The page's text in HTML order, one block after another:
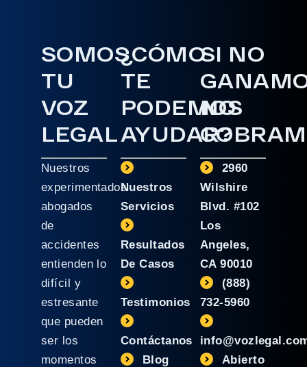
SOMOS
TU
VOZ
LEGAL
Nuestros
experimentados
abogados
de
accidentes
entienden lo
difícil y
estresante
que pueden
ser los
momentos
¿CÓMO
TE
PODEMOS
AYUDAR?
Nuestros
Servicios
Resultados
De Casos
Testimonios
Contáctanos
Blog
SI NO
NO
2960
Wilshire
Blvd. #102
Los
Angeles,
CA 90010
(888)
732-5960
Abierto